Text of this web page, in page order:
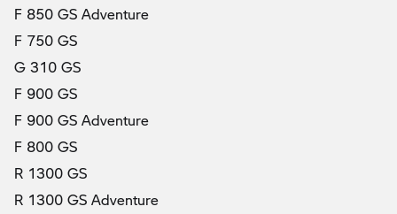
F 850 GS Adventure
F 750 GS
G 310 GS(prąd elektryczny)
F 900 GS
F 900 GS Adventure
F 800 GS
R 1300 GS
R 1300 GS Adventure